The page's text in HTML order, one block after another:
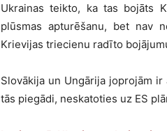
Ukrainas teikto, ka tas bojāts
plūsmas apturēšanu, bet nav
Krievijas triecienu radīto
Slovākija un Ungārija joprojām
tās piegādi, neskatoties uz ES